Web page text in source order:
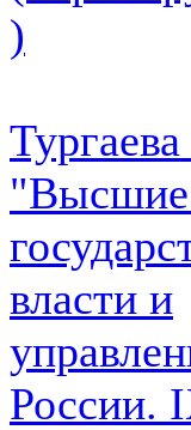
)
"Высшие
власти и
России.